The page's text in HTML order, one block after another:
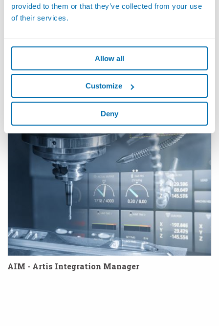
provided to them or that they’ve collected from your use
of their services.
Allow all
Customize
Deny
GEMCMV - Crash Damage Avoidance
AIM - Artis Integration Manager